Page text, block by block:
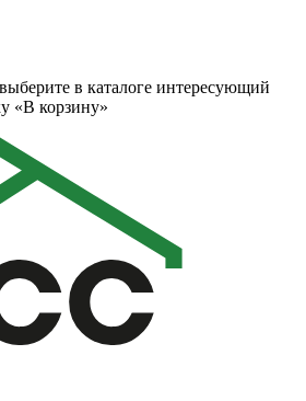
в каталоге интересующий
«В корзину»